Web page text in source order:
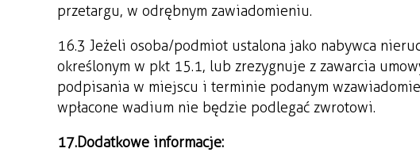
przetargu, w odrębnym zawiadomieniu.
16.3 Jeżeli osoba/podmiot ustalona jako nabywca
określonym w pkt 15.1, lub zrezygnuje z zawarcia
podpisania w miejscu i terminie podanym w
wpłacone wadium nie będzie podlegać zwrotowi.
17. Dodatkowe informacje: